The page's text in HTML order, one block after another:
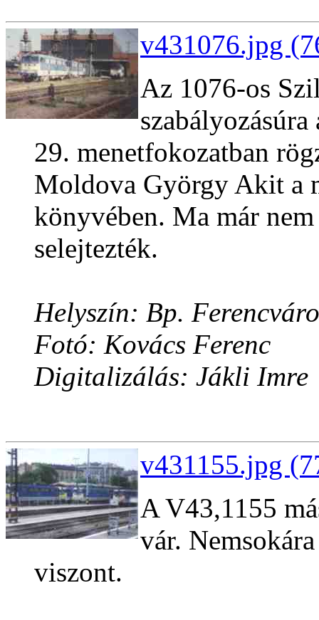
v431076.jpg
Az 1076-os
29. menetfokozatban
Moldova György Akit a
könyvében. Ma már
selejtezték.
Helyszín: Bp.
Fotó: Kovács Ferenc
Digitalizálás: Jákli Imre
v431155.jpg
A V43,1155
vár.
viszont.